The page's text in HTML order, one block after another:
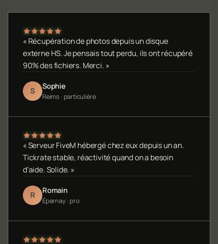
« Récupération de photos depuis un disque
externe HS. Je pensais tout perdu, ils ont récupéré
90% des fichiers. Merci. »
S Sophie
Reims · particulière
« Serveur FiveM hébergé chez eux depuis un an.
Tickrate stable, réactivité quand on a besoin
d'aide. Solide. »
R Romain
Épernay · pro